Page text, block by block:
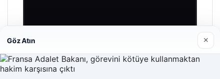
Prenses Night Club
29/04/2026
Göz Atın ×